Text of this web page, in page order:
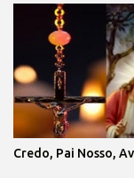
Credo, Pai Nosso,